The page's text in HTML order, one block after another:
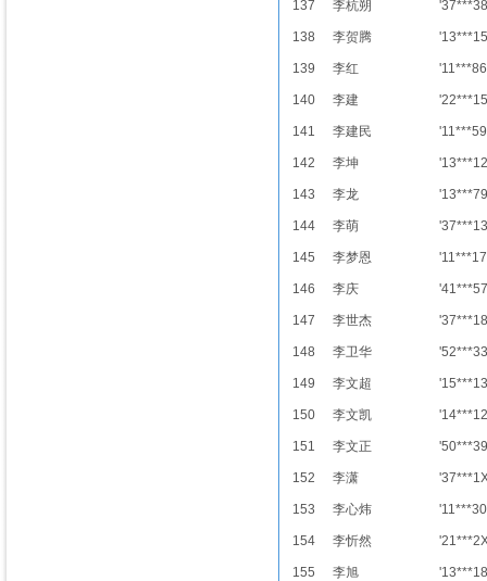
137 李杭朔 '37***38
138 李贺腾 '13***15
139 李红 '11***86
140 李建 '22***15
141 李建民 '11***59
142 李坤 '13***12
143 李龙 '13***79
144 李萌 '37***13
145 李梦恩 '11***17
146 李庆 '41***57
147 李世杰 '37***18
148 李卫华 '52***33
149 李文超 '15***13
150 李文凯 '14***12
151 李文正 '50***39
152 李潇
153 李心炜 '11***30
154 李忻然
155 李旭 '13***18